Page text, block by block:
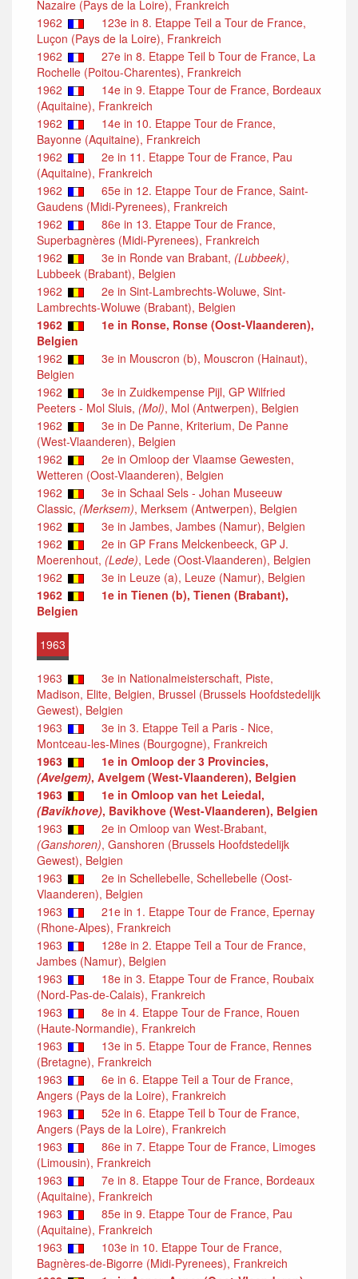
Nazaire (Pays de la Loire), Frankreich
1962
123e in 8. Etappe Teil a Tour de France,
Luçon (Pays de la Loire), Frankreich
1962
27e in 8. Etappe Teil b Tour de France, La
Rochelle (Poitou-Charentes), Frankreich
1962
14e in 9. Etappe Tour de France, Bordeaux
(Aquitaine), Frankreich
1962
14e in 10. Etappe Tour de France,
Bayonne (Aquitaine), Frankreich
1962
2e in 11. Etappe Tour de France, Pau
(Aquitaine), Frankreich
1962
65e in 12. Etappe Tour de France, Saint-
Gaudens (Midi-Pyrenees), Frankreich
1962
86e in 13. Etappe Tour de France,
Superbagnères (Midi-Pyrenees), Frankreich
1962
3e in Ronde van Brabant, (Lubbeek),
Lubbeek (Brabant), Belgien
1962
2e in Sint-Lambrechts-Woluwe, Sint-
Lambrechts-Woluwe (Brabant), Belgien
1962
1e in Ronse, Ronse (Oost-Vlaanderen),
Belgien
1962
3e in Mouscron (b), Mouscron (Hainaut),
Belgien
1962
3e in Zuidkempense Pijl, GP Wilfried
Peeters - Mol Sluis, (Mol), Mol (Antwerpen), Belgien
1962
3e in De Panne, Kriterium, De Panne
(West-Vlaanderen), Belgien
1962
2e in Omloop der Vlaamse Gewesten,
Wetteren (Oost-Vlaanderen), Belgien
1962
3e in Schaal Sels - Johan Museeuw
Classic, (Merksem), Merksem (Antwerpen), Belgien
1962
3e in Jambes, Jambes (Namur), Belgien
1962
2e in GP Frans Melckenbeeck, GP J.
Moerenhout, (Lede), Lede (Oost-Vlaanderen), Belgien
1962
3e in Leuze (a), Leuze (Namur), Belgien
1962
1e in Tienen (b), Tienen (Brabant),
Belgien
1963
1963
3e in Nationalmeisterschaft, Piste,
Madison, Elite, Belgien, Brussel (Brussels Hoofdstedelijk
Gewest), Belgien
1963
3e in 3. Etappe Teil a Paris - Nice,
Montceau-les-Mines (Bourgogne), Frankreich
1963
1e in Omloop der 3 Provincies,
(Avelgem), Avelgem (West-Vlaanderen), Belgien
1963
1e in Omloop van het Leiedal,
(Bavikhove), Bavikhove (West-Vlaanderen), Belgien
1963
2e in Omloop van West-Brabant,
(Ganshoren), Ganshoren (Brussels Hoofdstedelijk
Gewest), Belgien
1963
2e in Schellebelle, Schellebelle (Oost-
Vlaanderen), Belgien
1963
21e in 1. Etappe Tour de France, Epernay
(Rhone-Alpes), Frankreich
1963
128e in 2. Etappe Teil a Tour de France,
Jambes (Namur), Belgien
1963
18e in 3. Etappe Tour de France, Roubaix
(Nord-Pas-de-Calais), Frankreich
1963
8e in 4. Etappe Tour de France, Rouen
(Haute-Normandie), Frankreich
1963
13e in 5. Etappe Tour de France, Rennes
(Bretagne), Frankreich
1963
6e in 6. Etappe Teil a Tour de France,
Angers (Pays de la Loire), Frankreich
1963
52e in 6. Etappe Teil b Tour de France,
Angers (Pays de la Loire), Frankreich
1963
86e in 7. Etappe Tour de France, Limoges
(Limousin), Frankreich
1963
7e in 8. Etappe Tour de France, Bordeaux
(Aquitaine), Frankreich
1963
85e in 9. Etappe Tour de France, Pau
(Aquitaine), Frankreich
1963
103e in 10. Etappe Tour de France,
Bagnères-de-Bigorre (Midi-Pyrenees), Frankreich